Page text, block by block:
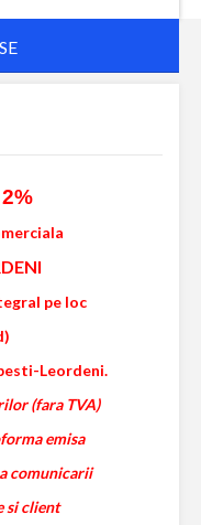
pe loc
Leordeni.
(fara TVA)
emisa
comunicarii
si client